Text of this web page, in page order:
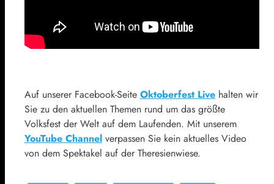
Auf unserer Facebook-Seite Oktoberfest Live halten wir
Sie zu den aktuellen Themen rund um das größte
Volksfest der Welt auf dem Laufenden. Mit unserem
YouTube Channel verpassen Sie kein aktuelles Video
von dem Spektakel auf der Theresienwiese.